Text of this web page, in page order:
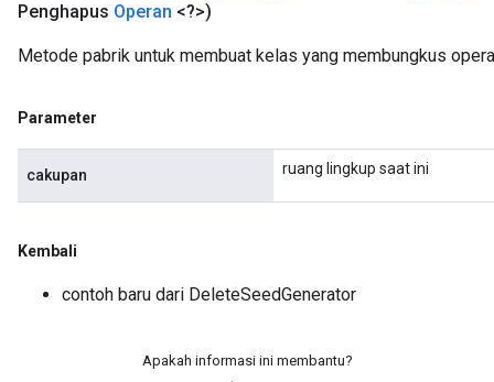
Penghapus Operan <?>)
Metode pabrik untuk membuat kelas yang membungkus
Parameter
cakupan ruang lingkup saat ini
Kembali
contoh baru dari DeleteSeedGenerator
Apakah informasi ini membantu?